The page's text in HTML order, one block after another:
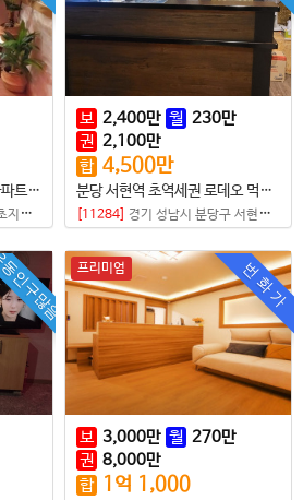
신안산대학교와 동서남북 아파트 항아리 상권
동 마사지샵
보 2,400만 월 230만
권 2,100만
합 4,500만
분당 서현역 초역세권 로데오 먹자상권 샵
[11284] 경기 성남시 분당구 서현동
구많음 번 화 가
프리미엄
보 3,000만 월 270만
권 8,000만
합 1 억 1,000